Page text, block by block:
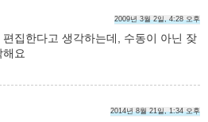
2009년 3월 2일, 4:28 오후
집한다고 생각하는데, 수동이 아닌 잦
요
2014년 8월 21일, 1:34 오후